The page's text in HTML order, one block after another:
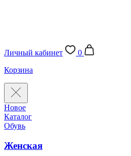
Личный кабинет
0
Корзина
Новое
Каталог
Обувь
Женская